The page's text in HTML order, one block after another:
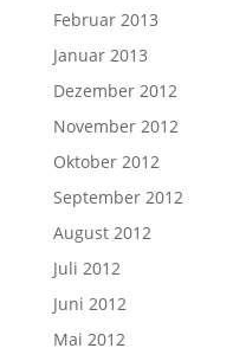
Februar 2013
Januar 2013
Dezember 2012
November 2012
Oktober 2012
September 2012
August 2012
Juli 2012
Juni 2012
Mai 2012